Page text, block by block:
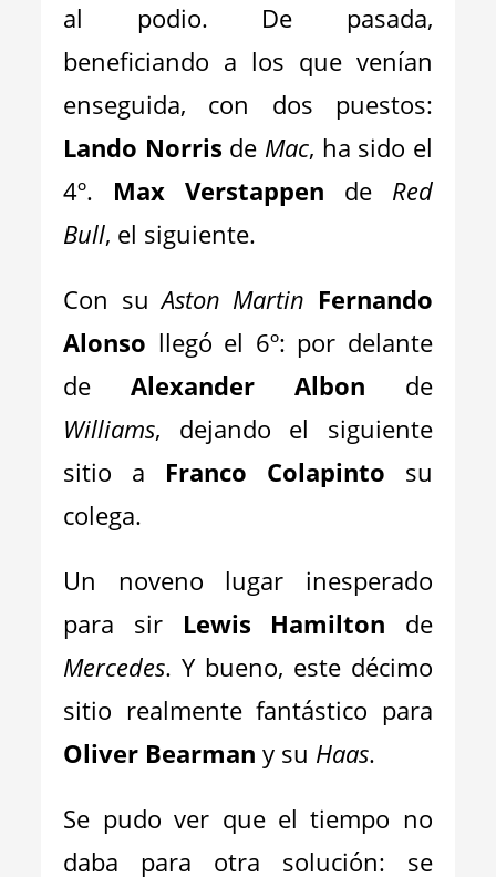
al podio. De pasada,
beneficiando a los que venían
enseguida, con dos puestos:
Lando Norris de Mac, ha sido el
4º. Max Verstappen de Red
Bull, el siguiente.
Con suAston Martin Fernando
Alonso llegó el 6º: por delante
deAlexander Albon de
Williams, dejando el siguiente
sitio a Franco Colapinto su
colega.
Un noveno lugar inesperado
para sir Lewis Hamilton de
Mercedes. Y bueno, este décimo
sitio realmente fantástico para
Oliver Bearman y su Haas.
Se pudo ver que el tiempo no
daba para otra solución: se